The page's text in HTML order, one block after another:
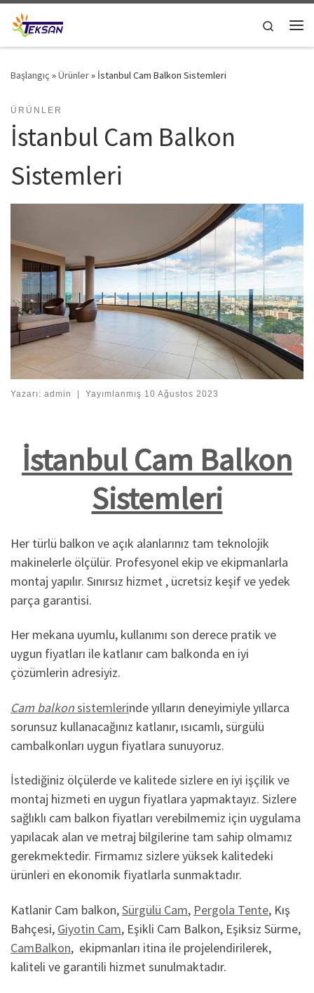
Skip to content
Search
Başlangıç »Ürünler» İstanbul Cam Balkon Sistemleri
ÜRÜNLER
İstanbul Cam Balkon
Sistemleri
Yazarı: admin Yayımlanmış 10 Ağustos 2023
İstanbul Cam Balkon
Sistemleri
Her türlü balkon ve açık alanlarınız tam teknolojik
makinelerle ölçülür. Profesyonel ekip ve ekipmanlarla
montaj yapılır. Sınırsız hizmet , ücretsiz keşif ve yedek
parça garantisi.
Her mekana uyumlu, kullanımı son derece pratik ve
uygun fiyatları ile katlanır cam balkonda en iyi
çözümlerin adresiyiz.
Cam balkonsistemlerinde yılların deneyimiyle yıllarca
sorunsuz kullanacağınız katlanır, ısıcamlı, sürgülü
cambalkonları uygun fiyatlara sunuyoruz.
İstediğiniz ölçülerde ve kalitede sizlere en iyi işçilik ve
montaj hizmeti en uygun fiyatlara yapmaktayız. Sizlere
sağlıklı cam balkon fiyatları verebilmemiz için uygulama
yapılacak alan ve metraj bilgilerine tam sahip olmamız
gerekmektedir. Firmamız sizlere yüksek kalitedeki
ürünleri en ekonomik fiyatlarla sunmaktadır.
Katlanir Cam balkon,Sürgülü Cam, Pergola Tente, Kış
Bahçesi, Giyotin Cam, Eşikli Cam Balkon, Eşiksiz Sürme,
CamBalkon, ekipmanları itina ile projelendirilerek,
kaliteli ve garantili hizmet sunulmaktadır.